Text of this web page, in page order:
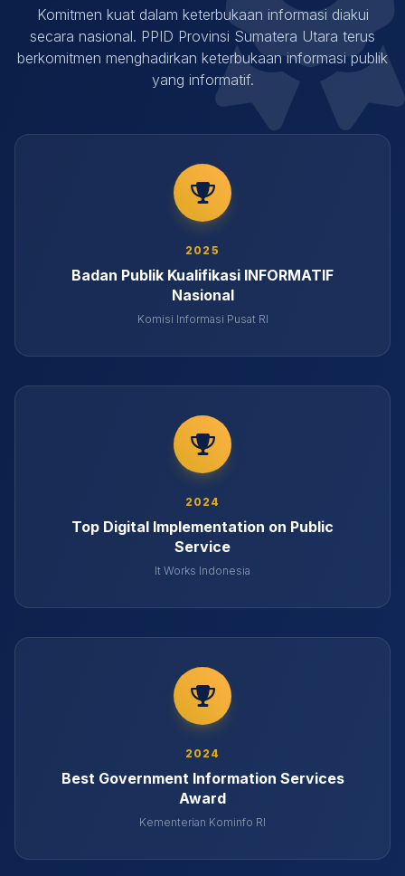
Komitmen kuat dalam keterbukaan informasi diakui
secara nasional. PPID Provinsi Sumatera Utara terus
berkomitmen menghadirkan keterbukaan informasi publik
yang informatif.
2025
Badan Publik Kualifikasi INFORMATIF
Nasional
Komisi Informasi Pusat RI
2024
Top Digital Implementation on Public
Service
It Works Indonesia
2024
Best Government Information Services
Award
Kementerian Kominfo RI